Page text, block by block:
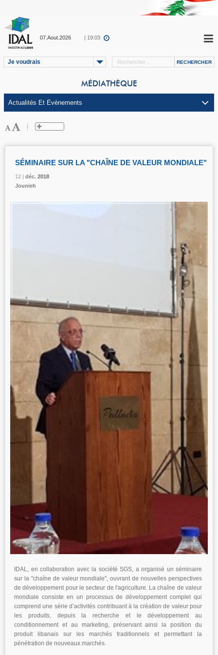
07.Aout.2026 | 19:03
Je voudrais
MÉDIATHÈQUE
12 | déc. 2018
SÉMINAIRE SUR LA "CHAÎNE DE VALEUR MONDIALE"
12 | déc. 2018
Jounieh
12 | déc. 2018
IDAL, en collaboration avec la société SGS, a organisé un séminaire
sur la "chaîne de valeur mondiale", ouvrant de nouvelles perspectives
de développement pour le secteur de l'agriculture. La chaîne de valeur
mondiale consiste en un processus de développement complet qui
comprend une série d’activités contribuant à la création de valeur pour
les produits, depuis la recherche et le développement au
conditionnement et au marketing, préservant ainsi la position du
produit libanais sur les marchés traditionnels et permettant la
pénétration de nouveaux marchés.